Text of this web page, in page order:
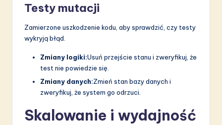
Testy mutacji
Zamierzone uszkodzenie kodu, aby sprawdzić, czy testy
wykryją błąd.
Zmiany logiki:Usuń przejście stanu i zweryfikuj, że
test nie powiedzie się.
Zmiany danych:Zmień stan bazy danych i
zweryfikuj, że system go odrzuci.
Skalowanie i wydajność